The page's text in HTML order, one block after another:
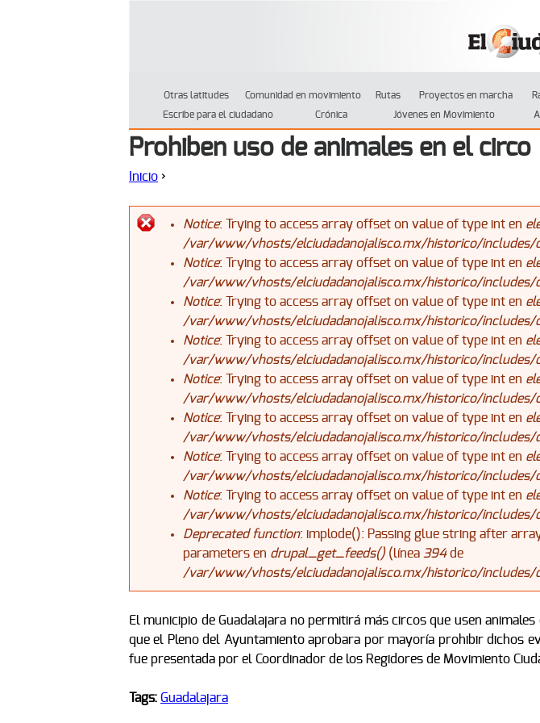
Otras latitudes Comunidad en movimiento Rutas Proyectos en marcha
Escribe para el ciudadano
Crónica Jóvenes en Movimiento
Prohiben uso de animales en el circo
Se encuentra usted aquí
Inicio ›
Mensaje de error
Notice: Trying to access array offset on value of type int en
/var/www/vhosts/elciudadanojalisco.mx/historico/includes/
Notice: Trying to access array offset on value of type int en
/var/www/vhosts/elciudadanojalisco.mx/historico/includes/
Notice: Trying to access array offset on value of type int en
/var/www/vhosts/elciudadanojalisco.mx/historico/includes/
Notice: Trying to access array offset on value of type int en
/var/www/vhosts/elciudadanojalisco.mx/historico/includes/
Notice: Trying to access array offset on value of type int en
/var/www/vhosts/elciudadanojalisco.mx/historico/includes/
Notice: Trying to access array offset on value of type int en
/var/www/vhosts/elciudadanojalisco.mx/historico/includes/
Notice: Trying to access array offset on value of type int en
/var/www/vhosts/elciudadanojalisco.mx/historico/includes/
Notice: Trying to access array offset on value of type int en
/var/www/vhosts/elciudadanojalisco.mx/historico/includes/
Deprecated function: implode(): Passing glue string after
parameters en drupal_get_feeds()(línea 394de
/var/www/vhosts/elciudadanojalisco.mx/historico/includes/
El municipio de Guadalajara no permitirá más circos que usen
que el Pleno del Ayuntamiento aprobara por mayoría prohibir dichos
fue presentada por el Coordinador de los Regidores de Movimiento
Tags: Guadalajara